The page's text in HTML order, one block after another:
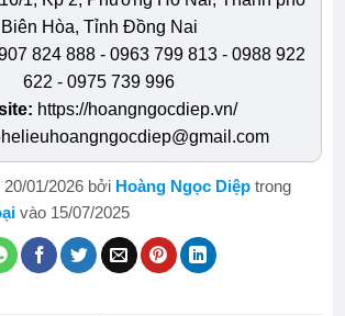
Biên Hòa, Tỉnh Đồng Nai
824 888 - 0963 799 813 - 0988 922
622 - 0975 739 996
https://hoangngocdiep.vn/
01/2026 bởi Hoàng Ngọc Diệptrong
vào 15/07/2025